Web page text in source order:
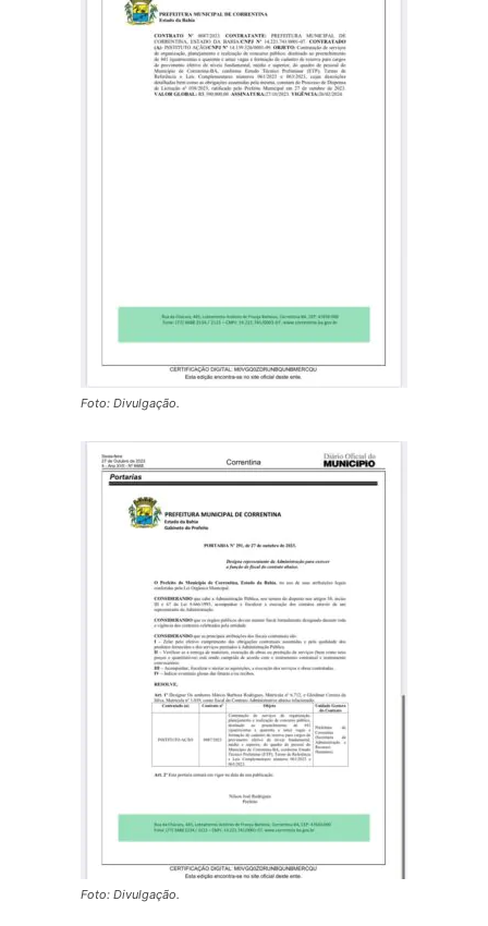
Foto: Divulgação.
Foto: Divulgação.